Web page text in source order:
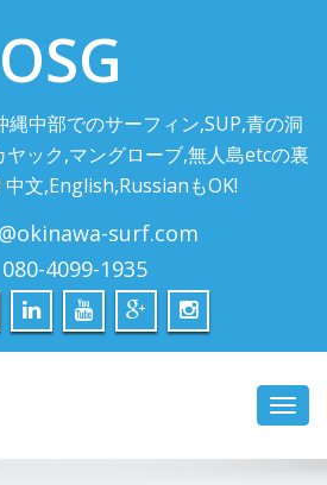
OSG
中部でのサーフィン,SUP,青の洞
ック,マングローブ,無人島etcの裏
中文,English,RussianもOK!
surf.com
080-4099-1935